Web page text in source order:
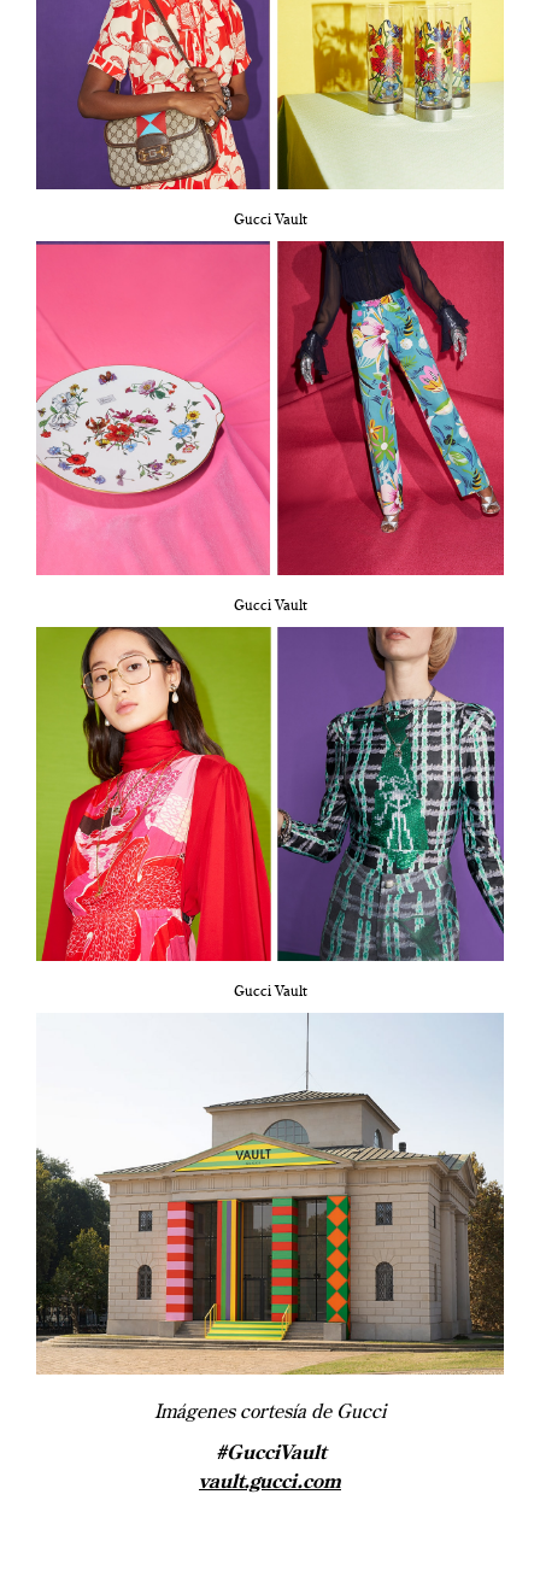
Gucci Vault
Gucci Vault
Gucci Vault
Imágenes cortesía de Gucci
#GucciVault
vault.gucci.com